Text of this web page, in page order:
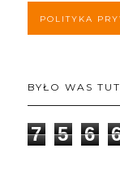
POLITYKA
BYŁO WAS
7 5 6